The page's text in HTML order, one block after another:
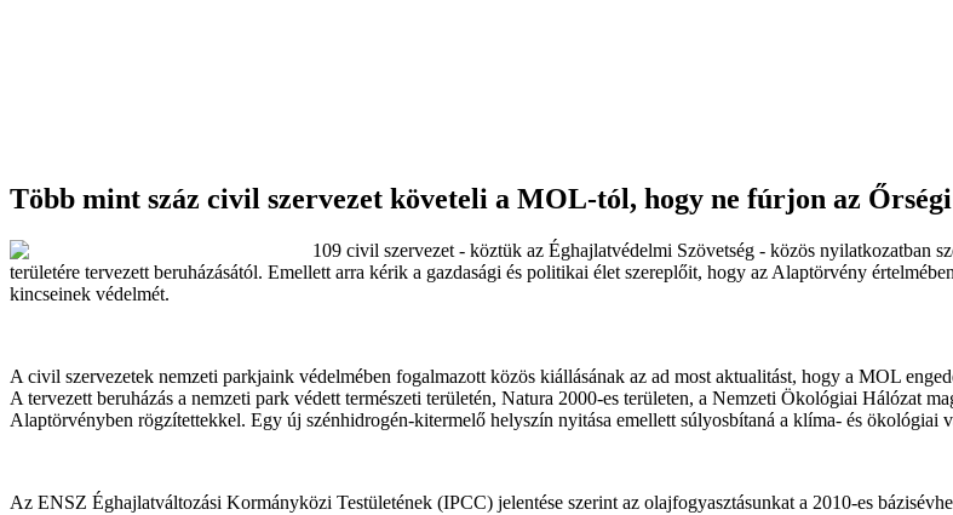
Több mint száz civil szervezet követeli a MOL-tól, hogy ne fúrjon az
109 civil szervezet - köztük az Éghajlatvédelmi Szövetség - közös nyilatkozatban
területére tervezett beruházásától. Emellett arra kérik a gazdasági és politikai élet szereplőit, hogy az Alaptörvény
kincseinek védelmét.
A civil szervezetek nemzeti parkjaink védelmében fogalmazott közös kiállásának az ad most aktualitást, hogy a MOL
A tervezett beruházás a nemzeti park védett természeti területén, Natura 2000-es területen, a Nemzeti Ökológiai Hálózat
Alaptörvényben rögzítettekkel. Egy új szénhidrogén-kitermelő helyszín nyitása emellett súlyosbítaná a klíma- és ökológiai
Az ENSZ Éghajlatváltozási Kormányközi Testületének (IPCC) jelentése szerint az olajfogyasztásunkat a 2010-es